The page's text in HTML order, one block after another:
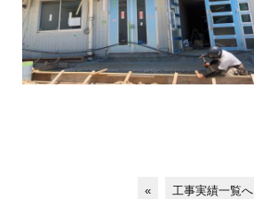
« 工事実績一覧へ